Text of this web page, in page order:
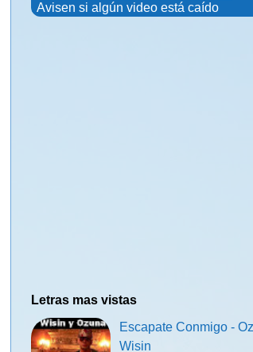
. Avisen si algún video está caído
Letras mas vistas
Escapate Conmigo -
Wisin